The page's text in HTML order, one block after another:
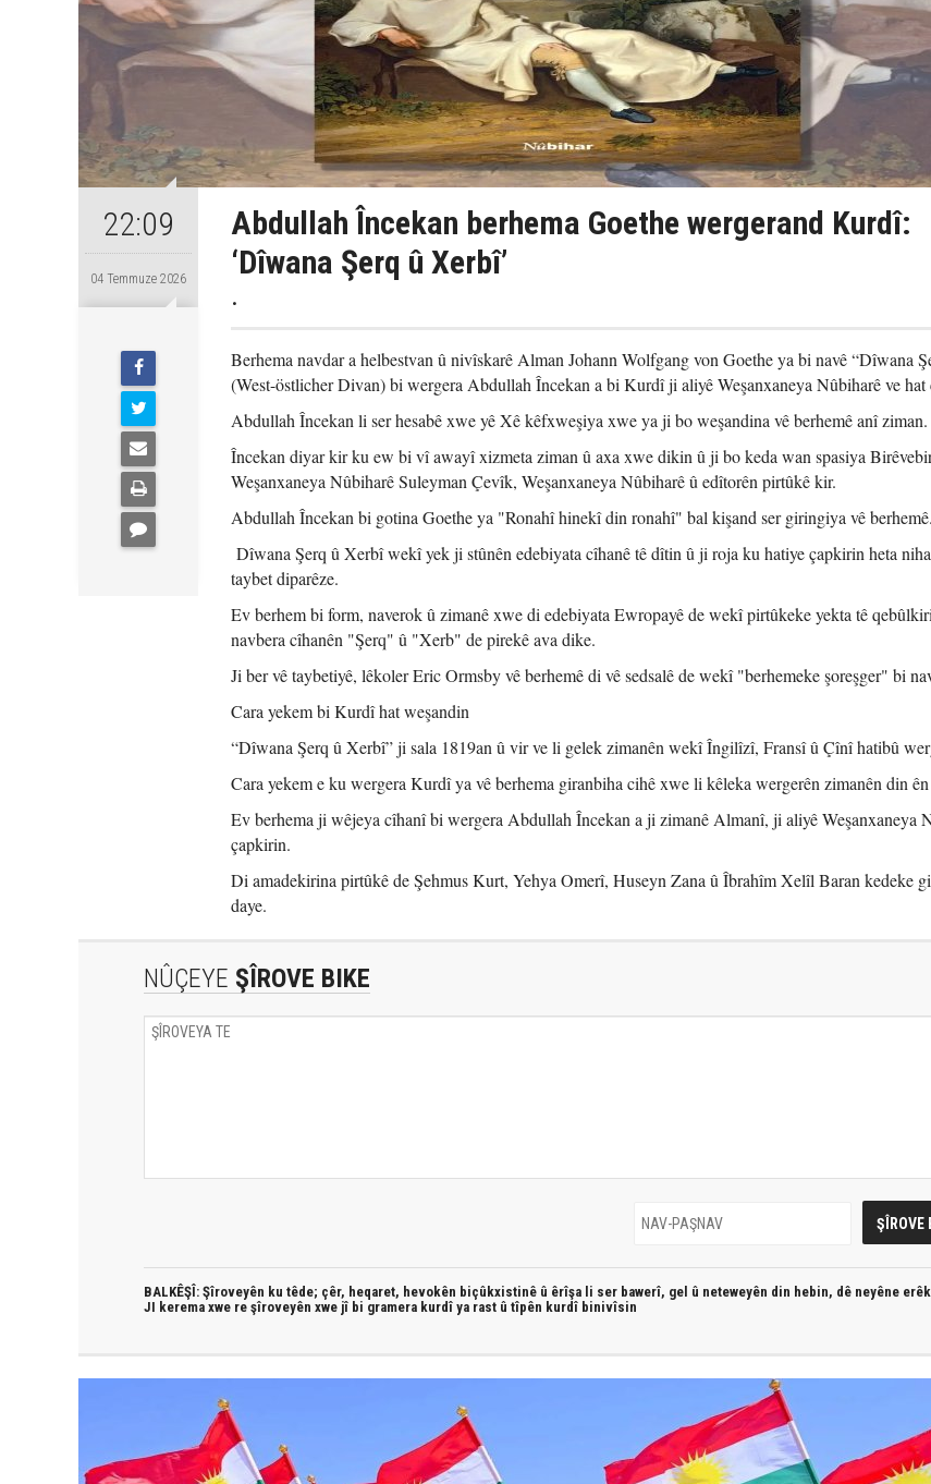
22:09
04 Temmuze 2026
Abdullah Încekan berhema Goethe wergerand Kurdî:
‘Dîwana Şerq û Xerbî’
.
Berhema navdar a helbestvan û nivîskarê Alman Johann Wolfgang von Goethe ya bi navê “Dîwana
(West-östlicher Divan) bi wergera Abdullah Încekan a bi Kurdî ji aliyê Weşanxaneya Nûbiharê ve hat
Abdullah Încekan li ser hesabê xwe yê Xê kêfxweşiya xwe ya ji bo weşandina vê berhemê anî ziman.
Încekan diyar kir ku ew bi vî awayî xizmeta ziman û axa xwe dikin û ji bo keda wan spasiya
Weşanxaneya Nûbiharê Suleyman Çevîk, Weşanxaneya Nûbiharê û edîtorên pirtûkê kir.
Abdullah Încekan bi gotina Goethe ya "Ronahî hinekî din ronahî" bal kişand ser giringiya vê berhemê.
Dîwana Şerq û Xerbî wekî yek ji stûnên edebiyata cîhanê tê dîtin û ji roja ku hatiye çapkirin heta
taybet diparêze.
Ev berhem bi form, naverok û zimanê xwe di edebiyata Ewropayê de wekî pirtûkeke yekta tê
navbera cîhanên "Şerq" û "Xerb" de pirekê ava dike.
Ji ber vê taybetiyê, lêkoler Eric Ormsby vê berhemê di vê sedsalê de wekî "berhemeke şoreşger" bi
Cara yekem bi Kurdî hat weşandin
“Dîwana Şerq û Xerbî” ji sala 1819an û vir ve li gelek zimanên wekî Îngilîzî, Fransî û Çînî hatibû
Cara yekem e ku wergera Kurdî ya vê berhema giranbiha cihê xwe li kêleka wergerên zimanên din
Ev berhema ji wêjeya cîhanî bi wergera Abdullah Încekan a ji zimanê Almanî, ji aliyê Weşanxaneya
çapkirin.
Di amadekirina pirtûkê de Şehmus Kurt, Yehya Omerî, Huseyn Zana û Îbrahîm Xelîl Baran kedeke
daye.
NÛÇEYE ŞÎROVE BIKE
BALKÊŞÎ: Şîroveyên ku têde; çêr, heqaret, hevokên biçûkxistinê û êrîşa li ser bawerî, gel û neteweyên din hebin, dê neyêne
JI kerema xwe re şîroveyên xwe jî bi gramera kurdî ya rast û tîpên kurdî binivîsin